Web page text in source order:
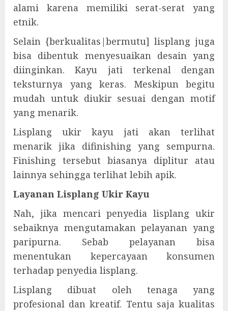
alami karena memiliki serat-serat yang
etnik.
Selain {berkualitas|bermutu] lisplang juga
bisa dibentuk menyesuaikan desain yang
diinginkan. Kayu jati terkenal dengan
teksturnya yang keras. Meskipun begitu
mudah untuk diukir sesuai dengan motif
yang menarik.
Lisplang ukir kayu jati akan terlihat
menarik jika difinishing yang sempurna.
Finishing tersebut biasanya diplitur atau
lainnya sehingga terlihat lebih apik.
Layanan Lisplang Ukir Kayu
Nah, jika mencari penyedia lisplang ukir
sebaiknya mengutamakan pelayanan yang
paripurna. Sebab pelayanan bisa
menentukan kepercayaan konsumen
terhadap penyedia lisplang.
Lisplang dibuat oleh tenaga yang
profesional dan kreatif. Tentu saja kualitas